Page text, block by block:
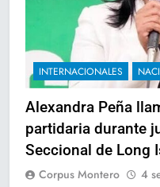
INTERNACIONALES
Alexandra Peña
partidaria durante
Seccional de Long
Corpus Montero 4